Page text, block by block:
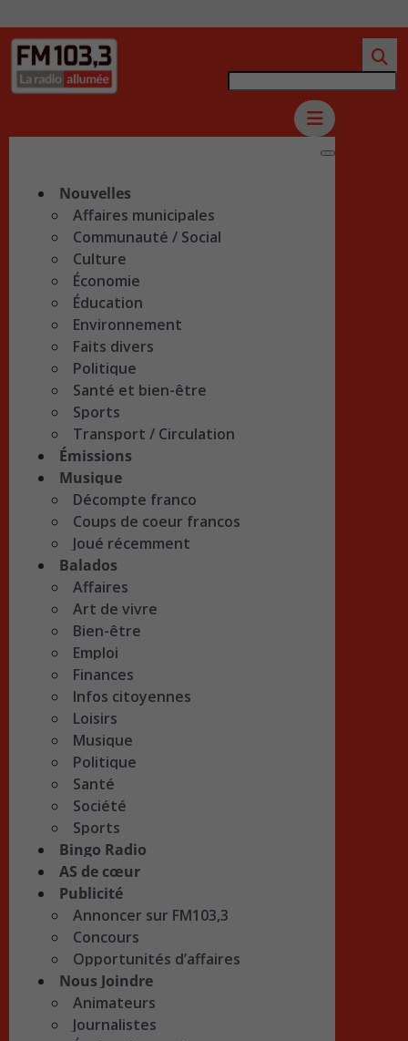
Nouvelles
Affaires municipales
Communauté / Social
Culture
Économie
Éducation
Environnement
Faits divers
Politique
Santé et bien-être
Sports
Transport / Circulation
Émissions
Musique
Décompte franco
Coups de coeur francos
Joué récemment
Balados
Affaires
Art de vivre
Bien-être
Emploi
Finances
Infos citoyennes
Loisirs
Musique
Politique
Santé
Société
Sports
Bingo Radio
AS de cœur
Publicité
Annoncer sur FM103,3
Concours
Opportunités d’affaires
Nous Joindre
Animateurs
Journalistes